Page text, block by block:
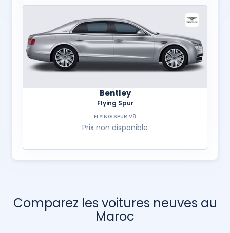
Bentley
Flying Spur
FLYING SPUR V8
Prix non disponible
Comparez les voitures neuves au
Maroc